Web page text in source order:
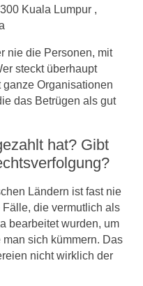
Kuala Lumpur ,
nie die Personen, mit
steckt überhaupt
Organisationen
das Betrügen als gut
hat? Gibt
Ländern ist fast nie
die vermutlich als
bearbeitet wurden, um
sich kümmern. Das
nicht wirklich der